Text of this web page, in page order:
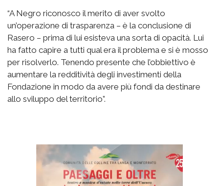
“A Negro riconosco il merito di aver svolto
un’operazione di trasparenza – è la conclusione di
Rasero – prima di lui esisteva una sorta di opacità. Lui
ha fatto capire a tutti qual era il problema e si è mosso
per risolverlo. Tenendo presente che l’obbiettivo è
aumentare la redditività degli investimenti della
Fondazione in modo da avere più fondi da destinare
allo sviluppo del territorio”.